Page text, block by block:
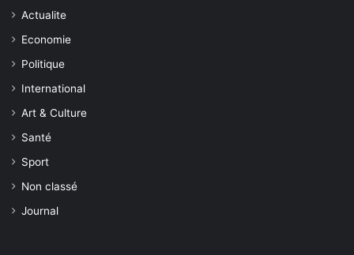
Actualite
Economie
Politique
International
Art & Culture
Santé
Sport
Non classé
Journal